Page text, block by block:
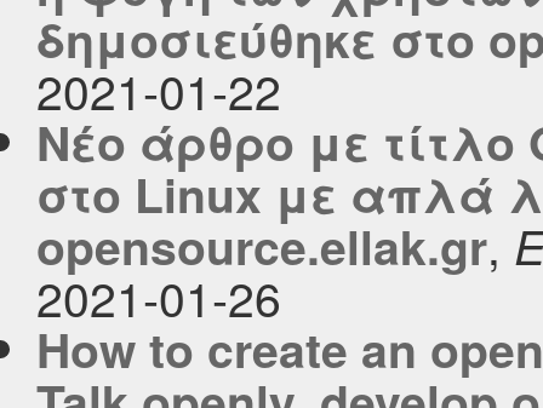
δημοσιεύθηκε στο
2021-01-22
Νέο άρθρο με
στο Linux με απλά
opensource.ellak.gr,
2021-01-26
How to create an